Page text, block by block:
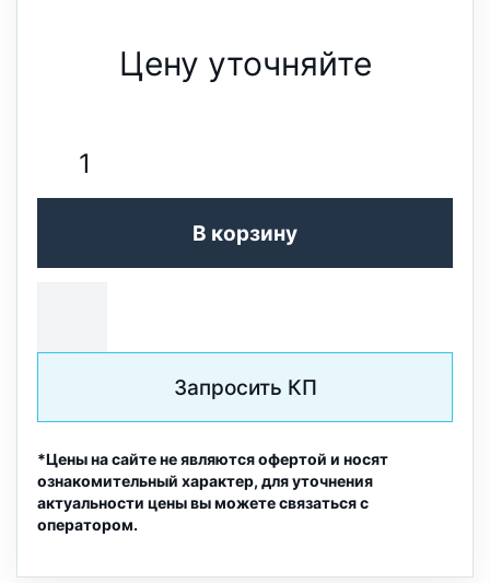
Цену уточняйте
В корзину
Запросить КП
*Цены на сайте не являются офертой и носят
ознакомительный характер, для уточнения
актуальности цены вы можете связаться с
оператором.